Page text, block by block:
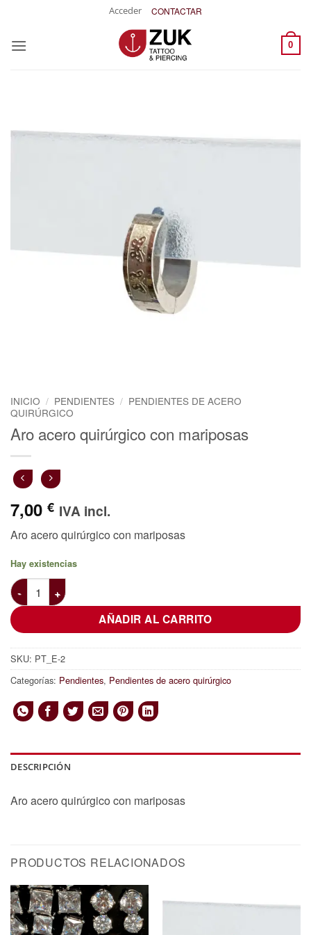
contenido
Acceder CONTACTAR
0
INICIO / PENDIENTES / PENDIENTES DE ACERO
QUIRÚRGICO
Aro acero quirúrgico con mariposas
7,00 € IVA incl.
Aro acero quirúrgico con mariposas
Hay existencias
Aro acero quirúrgico con mariposas cantidad
AÑADIR AL CARRITO
SKU: PT_E-2
Categorías: Pendientes, Pendientes de acero quirúrgico
DESCRIPCIÓN
Aro acero quirúrgico con mariposas
PRODUCTOS RELACIONADOS